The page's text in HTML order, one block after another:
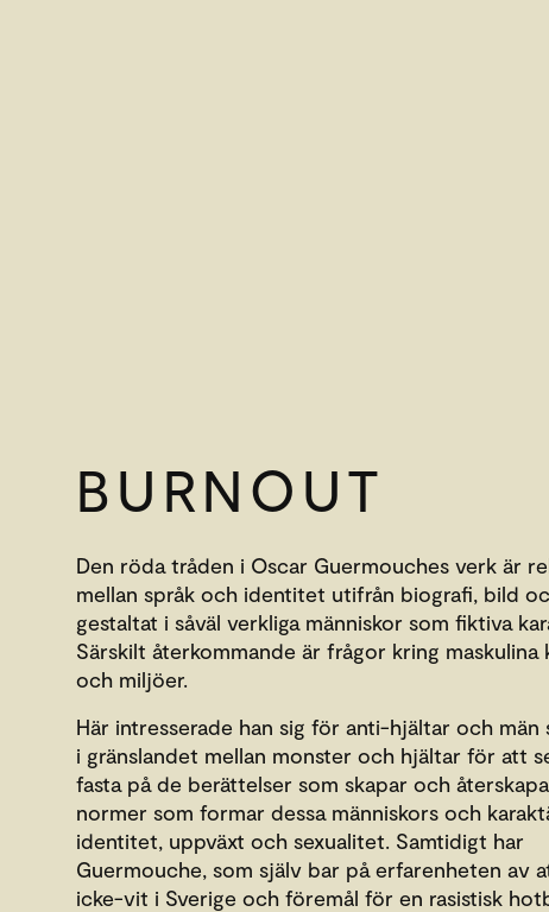
BURNOUT
Den röda tråden i Oscar Guermouches verk är
mellan språk och identitet utifrån biografi, bild
gestaltat i såväl verkliga människor som fiktiva
Särskilt återkommande är frågor kring maskulina
och miljöer.
Här intresserade han sig för anti-hjältar och män
i gränslandet mellan monster och hjältar för att
fasta på de berättelser som skapar och
normer som formar dessa människors och
identitet, uppväxt och sexualitet. Samtidigt har
Guermouche, som själv bar på erfarenheten av
icke-vit i Sverige och föremål för en rasistisk